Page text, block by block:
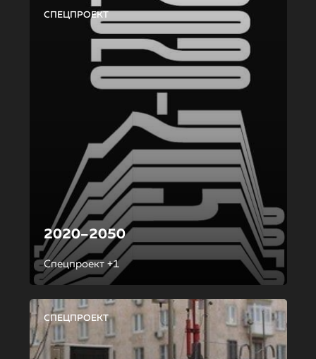
СПЕЦПРОЕКТ
2020–2050
Спецпроект +1
СПЕЦПРОЕКТ